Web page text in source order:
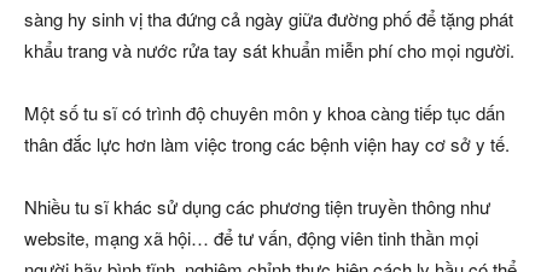
sàng hy sinh vị tha đứng cả ngày giữa đường phố để tặng phát
khẩu trang và nước rửa tay sát khuẩn miễn phí cho mọi người.
Một số tu sĩ có trình độ chuyên môn y khoa càng tiếp tục dấn
thân đắc lực hơn làm việc trong các bệnh viện hay cơ sở y tế.
Nhiều tu sĩ khác sử dụng các phương tiện truyền thông như
website, mạng xã hội… để tư vấn, động viên tinh thần mọi